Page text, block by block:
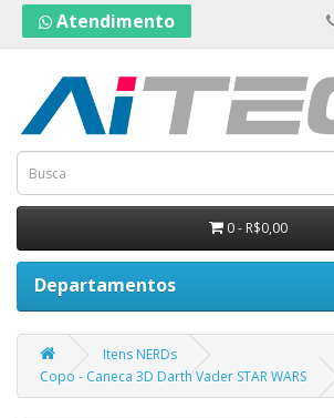
Atendimento
0 - R$0,00
Departamentos
Itens NERDs
Copo - Caneca 3D Darth Vader STAR WARS